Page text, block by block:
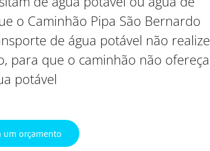
o Caminhão Pipa São Bernardo
de água potável não realize
para que o caminhão não ofereça
potável
um orçamento